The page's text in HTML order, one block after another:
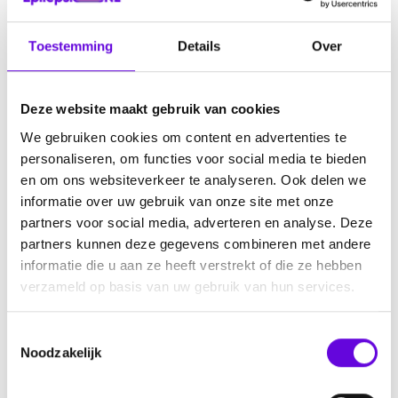
Toestemming Details Over
Deze website maakt gebruik van cookies
We gebruiken cookies om content en advertenties te
personaliseren, om functies voor social media te bieden
en om ons websiteverkeer te analyseren. Ook delen we
informatie over uw gebruik van onze site met onze
partners voor social media, adverteren en analyse. Deze
partners kunnen deze gegevens combineren met andere
informatie die u aan ze heeft verstrekt of die ze hebben
verzameld op basis van uw gebruik van hun services.
Noodzakelijk
jongerenvakanties tot ongeveer 18 jaar
A tot Z reizen
biedt vakanties voor mensen met een
zorgvraag. Van volledig georganiseerde vakanties tot
maatwerkreizen en aangepaste accommodaties.
mensen met een beperking, vanaf 18 jaar.
DeZonnebloembiedt dagjes uit, groepsvakanties,
toegankelijke vakantiehuizen en aangepaste
vaarvakanties voor iedereen van 18 jaar en ouder met
een lichamelijke beperking.
Flow Reizenorganiseert begeleide reizen voor
mensen met een beperking, ook voor mensen met
organiseert campervakanties voor